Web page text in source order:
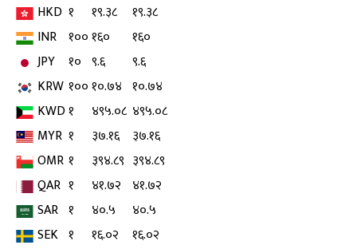
HKD १ १९.३८
१९.३८
INR १००१६०
१६०
JPY
१० ९.६
९.६
KRW १००१०.७४ १०.७४
KWD१ ४९५.०८ ४९५.०८
MYR १ ३७.१६
३७.१६
OMR १ ३९४.८९ ३९४.८९
QAR १ ४१.७२ ४१.७२
SAR १ ४०.५
४०.५
SEK १ १६.०२
१६.०२